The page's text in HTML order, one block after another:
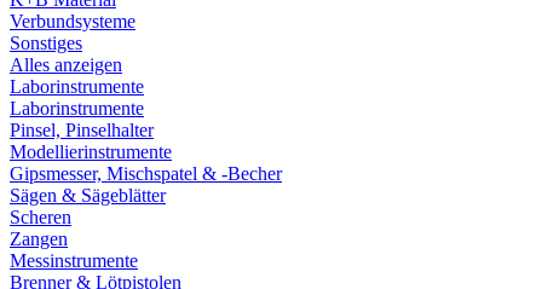
Verbundsysteme
Sonstiges
Alles anzeigen
Laborinstrumente
Laborinstrumente
Pinsel, Pinselhalter
Modellierinstrumente
Gipsmesser, Mischspatel & -Becher
Sägen & Sägeblätter
Scheren
Zangen
Messinstrumente
Brenner & Lötpistolen